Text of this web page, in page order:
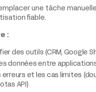
une tâche
fiable.
:
des outils (CRM, Google
données entre
erreurs et les cas limites
API)